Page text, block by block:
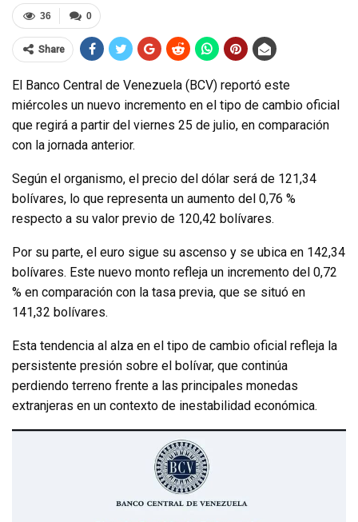
0
36
Share
El Banco Central de Venezuela (BCV) reportó este
miércoles un nuevo incremento en el tipo de cambio oficial
que regirá a partir del viernes 25 de julio, en comparación
con la jornada anterior.
Según el organismo, el precio del dólar será de 121,34
bolívares, lo que representa un aumento del 0,76 %
respecto a su valor previo de 120,42 bolívares.
Por su parte, el euro sigue su ascenso y se ubica en 142,34
bolívares. Este nuevo monto refleja un incremento del 0,72
% en comparación con la tasa previa, que se situó en
141,32 bolívares.
Esta tendencia al alza en el tipo de cambio oficial refleja la
persistente presión sobre el bolívar, que continúa
perdiendo terreno frente a las principales monedas
extranjeras en un contexto de inestabilidad económica.